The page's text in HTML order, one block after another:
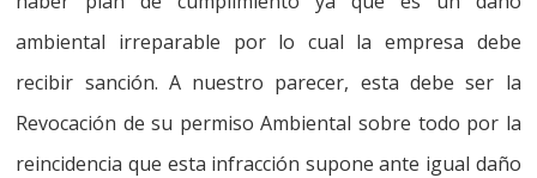
ambiental irreparable por lo cual la empresa debe
recibir sanción. A nuestro parecer, esta debe ser la
Revocación de su permiso Ambiental sobre todo por la
reincidencia que esta infracción supone ante igual daño